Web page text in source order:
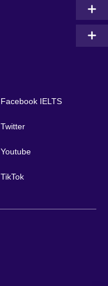
Facebook IELTS
Twitter
Youtube
TikTok